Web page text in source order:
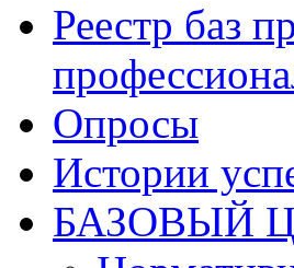
Реестр баз
Опросы
Истории
БАЗОВЫЙ